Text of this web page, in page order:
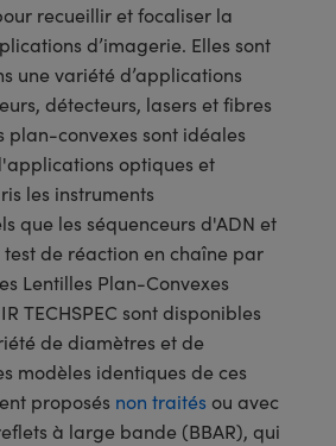
recueillir et focaliser la
d’imagerie. Elles sont
une variété d’applications
détecteurs, lasers et fibres
plan-convexes sont idéales
optiques et
les instruments
que les séquenceurs d'ADN et
de réaction en chaîne par
Lentilles Plan-Convexes
TECHSPEC sont disponibles
de diamètres et de
modèles identiques de ces
proposés non traités ou avec
à large bande (BBAR), qui